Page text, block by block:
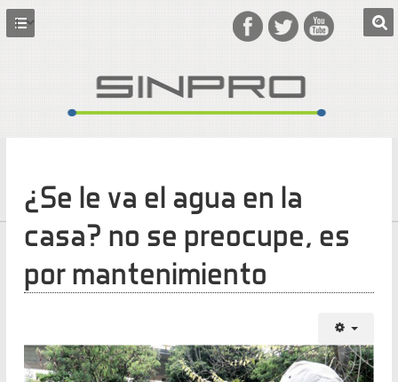
¿Se le va el agua en la
casa? no se preocupe, es
por mantenimiento